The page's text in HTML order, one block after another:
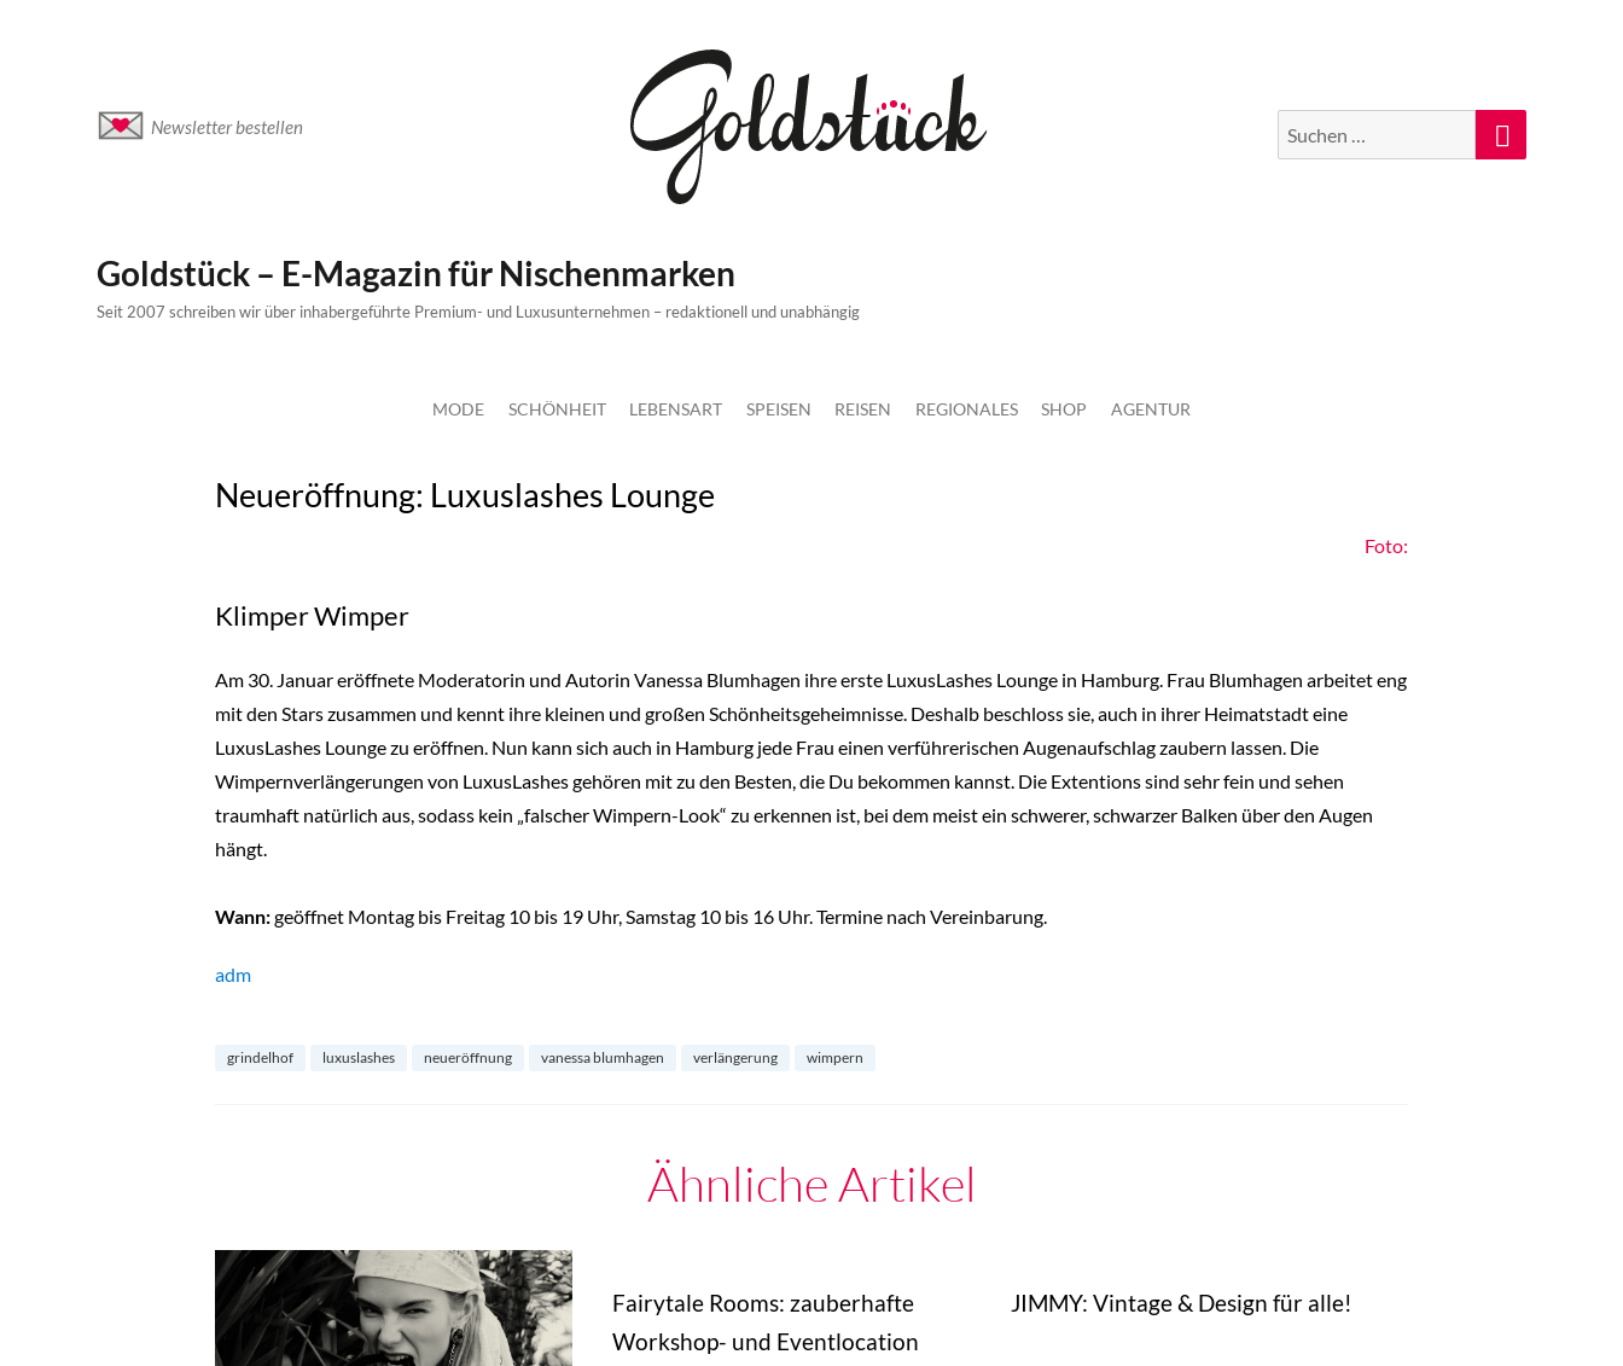
Newsletter bestellen
Suche
nach:
Suchen
Goldstück – E-Magazin für Nischenmarken
Seit 2007 schreiben wir über inhabergeführte Premium- und Luxusunternehmen – redaktionell und unabhängig
MODE SCHÖNHEIT LEBENSART SPEISEN REISEN REGIONALES SHOP AGENTUR
Neueröffnung: Luxuslashes Lounge
Foto:
Klimper Wimper
Am 30. Januar eröffnete Moderatorin und Autorin Vanessa Blumhagen ihre erste LuxusLashes Lounge in Hamburg. Frau Blumhagen arbeitet eng
mit den Stars zusammen und kennt ihre kleinen und großen Schönheitsgeheimnisse. Deshalb beschloss sie, auch in ihrer Heimatstadt eine
LuxusLashes Lounge zu eröffnen. Nun kann sich auch in Hamburg jede Frau einen verführerischen Augenaufschlag zaubern lassen. Die
Wimpernverlängerungen von LuxusLashes gehören mit zu den Besten, die Du bekommen kannst. Die Extentions sind sehr fein und sehen
traumhaft natürlich aus, sodass kein „falscher Wimpern-Look“ zu erkennen ist, bei dem meist ein schwerer, schwarzer Balken über den Augen
hängt.
Wann:geöffnet Montag bis Freitag 10 bis 19 Uhr, Samstag 10 bis 16 Uhr. Termine nach Vereinbarung.
adm
grindelhof luxuslashes neueröffnung vanessa blumhagen verlängerung wimpern
Ähnliche Artikel
Fairytale Rooms: zauberhafte
Workshop- und Eventlocation
JIMMY: Vintage & Design für alle!